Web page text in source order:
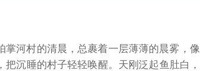
掌河村的清晨，总裹着一层薄薄的晨雾，
把沉睡的村子轻轻唤醒。天刚泛起鱼肚白